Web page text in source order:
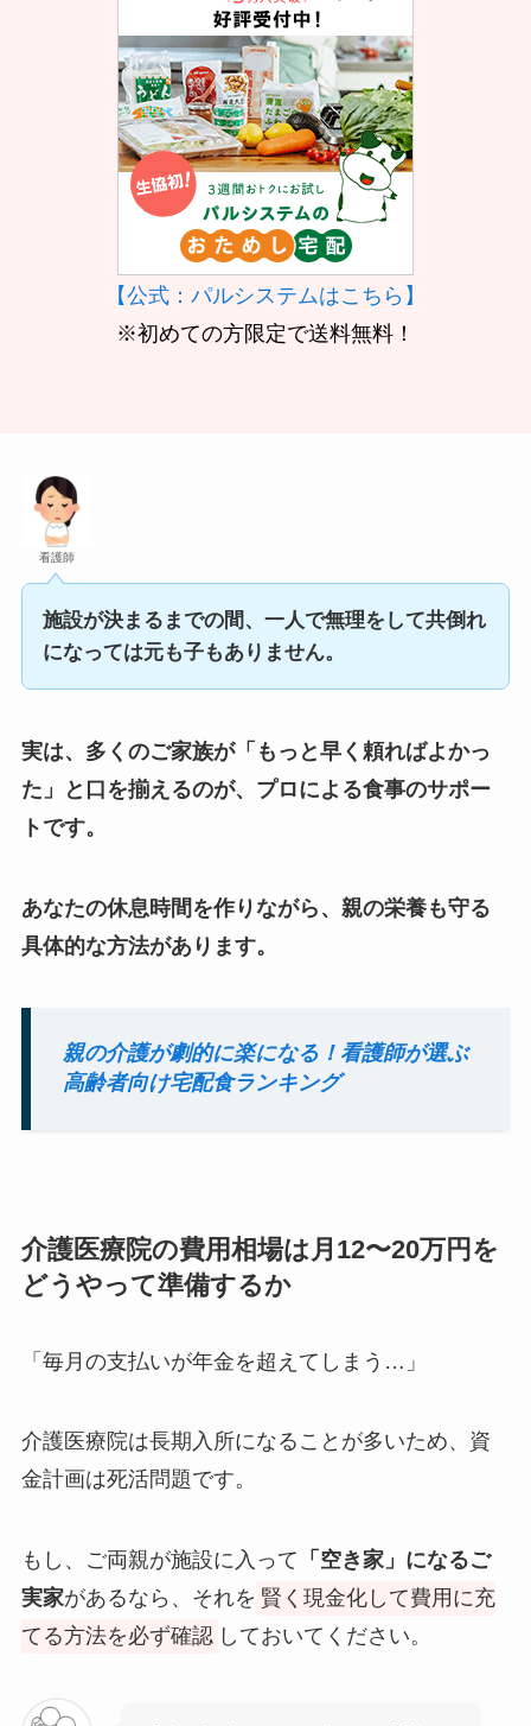
【公式：パルシステムはこちら】
※初めての方限定で送料無料！
看護師
施設が決まるまでの間、一人で無理をして共倒れ
になっては元も子もありません。
実は、多くのご家族が「もっと早く頼ればよかっ
た」と口を揃えるのが、プロによる食事のサポー
トです。
あなたの休息時間を作りながら、親の栄養も守る
具体的な方法があります。
親の介護が劇的に楽になる！看護師が選ぶ
高齢者向け宅配食ランキング
介護医療院の費用相場は月12〜20万円を
どうやって準備するか
「毎月の支払いが年金を超えてしまう…」
介護医療院は長期入所になることが多いため、資
金計画は死活問題です。
もし、ご両親が施設に入って 「空き家」になるご
実家があるなら、それを 賢く現金化して費用に充
てる方法を必ず確認 しておいてください。